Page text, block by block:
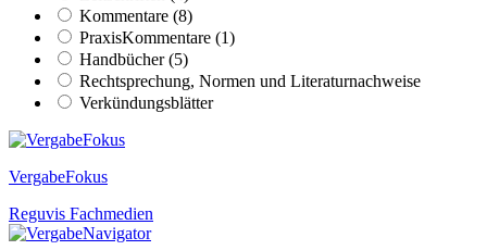
Kommentare (8)
PraxisKommentare (1)
Handbücher (5)
Rechtsprechung, Normen und Literaturnachweise
Verkündungsblätter
VergabeFokus
Reguvis Fachmedien